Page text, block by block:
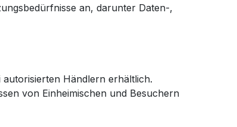
an, darunter Daten-,
Händlern erhältlich.
von Einheimischen und Besuchern